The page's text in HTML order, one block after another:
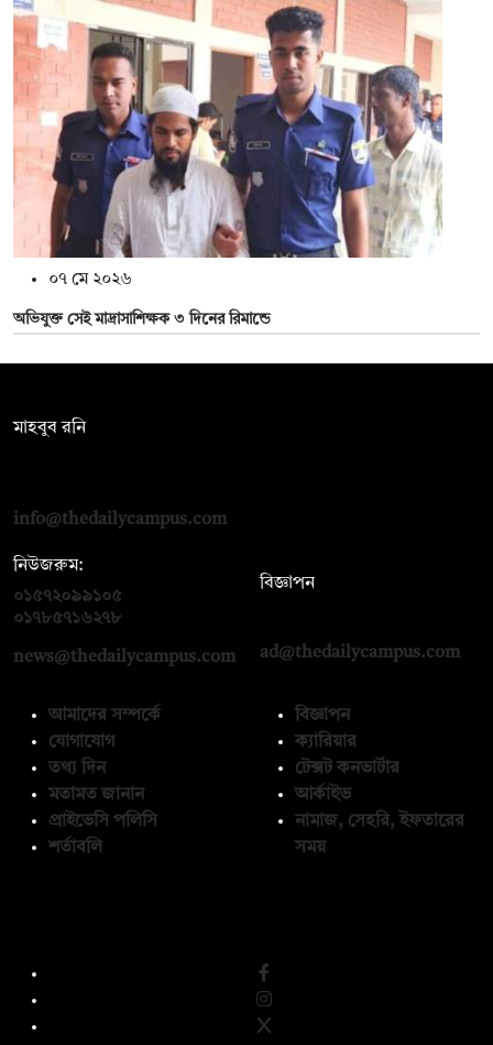
০৭ মে ২০২৬
অভিযুক্ত সেই মাদ্রাসাশিক্ষক ৩ দিনের রিমান্ডে
মাহবুব রনি
info@thedailycampus.com
নিউজরুম:
০১৫৭২০৯৯১০৫
০১৭৮৫৭১৬২৭৮
news@thedailycampus.com
বিজ্ঞাপন
ad@thedailycampus.com
আমাদের সম্পর্কে
যোগাযোগ
তথ্য দিন
মতামত জানান
প্রাইভেসি পলিসি
শর্তাবলি
বিজ্ঞাপন
ক্যারিয়ার
টেক্সট কনভার্টার
আর্কাইভ
নামাজ, সেহরি, ইফতারের
সময়